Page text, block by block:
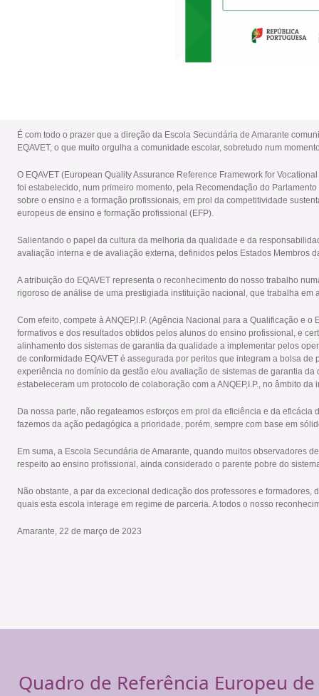
É com todo o prazer que a direção da Escola Secundária de Amarante
EQAVET, o que muito orgulha a comunidade escolar, sobretudo num
O EQAVET (European Quality Assurance Reference Framework for
foi estabelecido, num primeiro momento, pela Recomendação do
sobre o ensino e a formação profissionais, em prol da competitividade
europeus de ensino e formação profissional (EFP).
Salientando o papel da cultura da melhoria da qualidade e da
avaliação interna e de avaliação externa, definidos pelos Estados Membros
A atribuição do EQAVET representa o reconhecimento do nosso trabalho
rigoroso de análise de uma prestigiada instituição nacional, que trabalha em
Com efeito, compete à ANQEP,I.P. (Agência Nacional para a Qualificação e
formativos e dos resultados obtidos pelos alunos do ensino profissional, e
alinhamento dos sistemas de garantia da qualidade a implementar pelos
de conformidade EQAVET é assegurada por peritos que integram a bolsa
experiência no domínio da gestão e/ou avaliação de sistemas de garantia
estabeleceram um protocolo de colaboração com a ANQEP,I.P., no âmbito
Da nossa parte, não regateamos esforços em prol da eficiência e da
fazemos da ação pedagógica a prioridade, porém, sempre com base em
Em suma, a Escola Secundária de Amarante, quando muitos observadores
respeito ao ensino profissional, ainda considerado o parente pobre do
Não obstante, a par da excecional dedicação dos professores e
quais esta escola interage em regime de parceria. A todos o nosso
Amarante, 22 de março de 2023
Quadro de Referência Europeu